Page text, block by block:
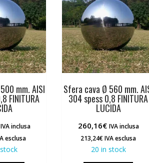
mm. AISI
FINITURA
IVA inclusa
esclusa
Sfera cava Ø 560 mm.
304 spess 0,8 FINITURA
LUCIDA
260,16€ IVA inclusa
213,24€IVA esclusa
20 in stock